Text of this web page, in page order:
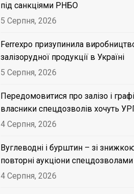
під санкціями РНБО
5 Серпня, 2026
Ferrexpo призупинила
залізорудної продукції в Україні
5 Серпня, 2026
Передомовитися про залізо і
власники спецдозволів хочуть
4 Серпня, 2026
Вуглеводні і бурштин – зі
повторні аукціони спецдозволами
4 Серпня, 2026